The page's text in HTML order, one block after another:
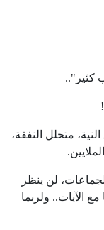
كثير"..
متحلل النفقة،
لن ينظر
الآيات.. ولربما